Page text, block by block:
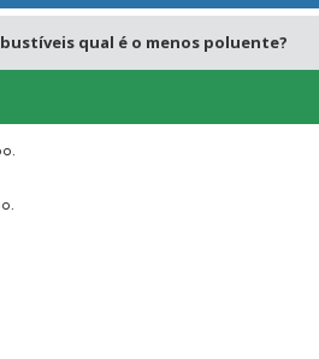
qual é o menos poluente?